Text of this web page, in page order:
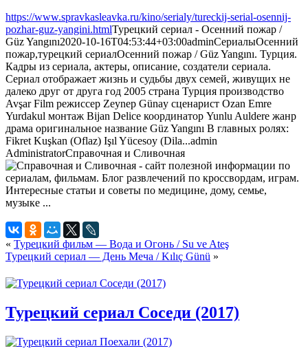
https://www.spravkasleavka.ru/kino/serialy/tureckij-serial-osennij-
pozhar-guz-yangini.htmlТурецкий сериал - Осенний пожар /
Güz Yangını2020-10-16T04:53:44+03:00adminСериалыОсенний
пожар,турецкий сериалОсенний пожар / Güz Yangını. Турция.
Кадры из сериала, актеры, описание, создатели сериала.
Сериал отображает жизнь и судьбы двух семей, живущих не
далеко друг от друга год 2005 страна Турция производство
Avşar Film режиссер Zeynep Günay сценарист Ozan Emre
Yurdakul монтаж Bijan Delice координатор Yunlu Auldere жанр
драма оригинальное название Güz Yangını В главных ролях:
Fikret Kuşkan (Oflaz) Işıl Yücesoy (Dila...admin
AdministratorСправочная и Сливочная
« Турецкий фильм — Вода и Огонь / Su ve Ateş
Турецкий сериал — День Меча / Kılıç Günü »
Турецкий сериал Соседи (2017)